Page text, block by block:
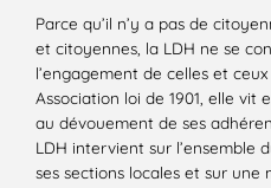
Parce qu’il n’y a pas de
et citoyennes, la LDH ne se
l’engagement de celles et
Association loi de 1901, elle vit
au dévouement de ses
LDH intervient sur l’ensemble
ses sections locales et sur une